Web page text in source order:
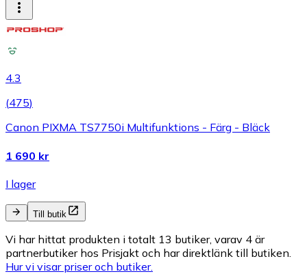
4.3
(475)
Canon PIXMA TS7750i Multifunktions - Färg - Bläck
1 690 kr
I lager
Till butik
Vi har hittat produkten i totalt 13 butiker, varav 4 är
partnerbutiker hos Prisjakt och har direktlänk till butiken.
Hur vi visar priser och butiker.